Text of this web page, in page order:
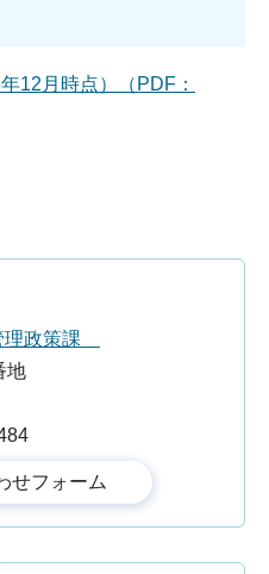
12月時点）（PDF：
理政策課
地